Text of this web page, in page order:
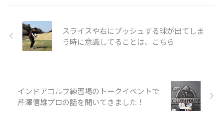
スライスや右にプッシュする球が出てしま
う時に意識してることは、こちら
インドアゴルフ練習場のトークイベントで
芹澤信雄プロの話を聞いてきました！